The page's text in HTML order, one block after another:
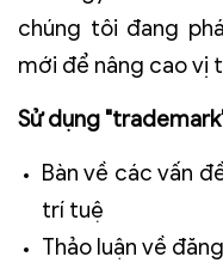
chúng tôi đang
mới để nâng cao vị
Sử dụng
Bàn về các vấn
trí tuệ
Thảo luận về